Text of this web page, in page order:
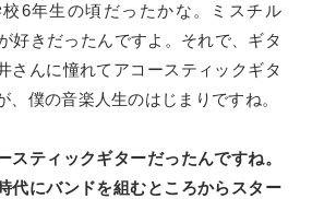
校6年生の頃だったかな。ミスチル
好きだったんですよ。それで、ギタ
さんに憧れてアコースティックギタ
、僕の音楽人生のはじまりですね。
ティックギターだったんですね。
代にバンドを組むところからスター